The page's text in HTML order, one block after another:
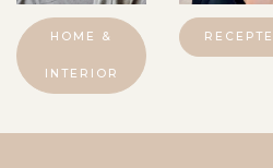
HOME &
INTERIOR